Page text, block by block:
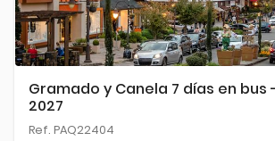
Gramado y Canela 7 días en bus
2027
Ref. PAQ22404